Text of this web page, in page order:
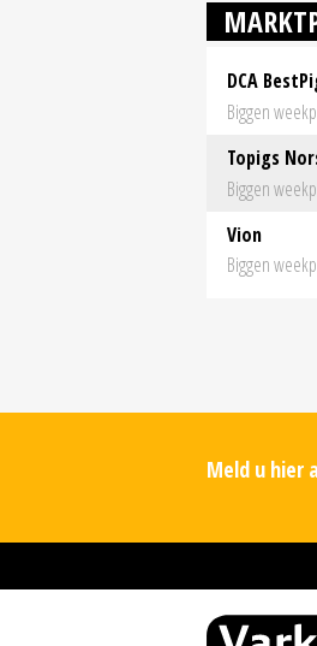
DCA
Biggen
Topigs
Biggen
Vion
Biggen
Meld u hier